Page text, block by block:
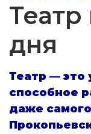
дня
Театр — это
способное
даже